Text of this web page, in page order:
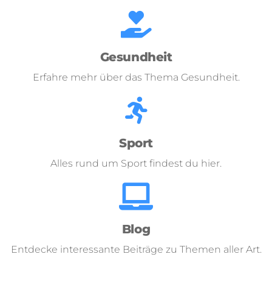
Gesundheit
Erfahre mehr über das Thema Gesundheit.
Sport
Alles rund um Sport findest du hier.
Blog
Entdecke interessante Beiträge zu Themen aller Art.